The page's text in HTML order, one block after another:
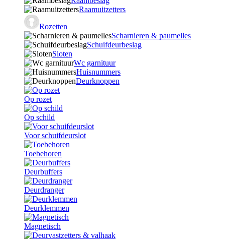
Raamuitzetters
Rozetten
Scharnieren & paumelles
Schuifdeurbeslag
Sloten
Wc garnituur
Huisnummers
Deurknoppen
Op rozet
Op schild
Voor schuifdeurslot
Toebehoren
Deurbuffers
Deurdranger
Deurklemmen
Magnetisch